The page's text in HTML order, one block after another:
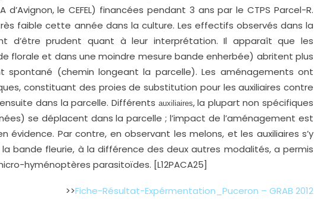
d’Avignon, le CEFEL) financées pendant 3 ans par le CTPS Parcel-R.
faible cette année dans la culture. Les effectifs observés dans la
d’être prudent quant à leur interprétation. Il apparaît que les
florale et dans une moindre mesure bande enherbée) abritent plus
spontané (chemin longeant la parcelle). Les aménagements ont
constituant des proies de substitution pour les auxiliaires contre
dans la parcelle. Différents auxiliaires, la plupart non spécifiques
se déplacent dans la parcelle ; l’impact de l’aménagement est
évidence. Par contre, en observant les melons, et les auxiliaires s’y
bande fleurie, à la différence des deux autres modalités, a permis
hyménoptères parasitoïdes. [L12PACA25]
>>Fiche-Résultat-Expérmentation_Puceron – GRAB 2012